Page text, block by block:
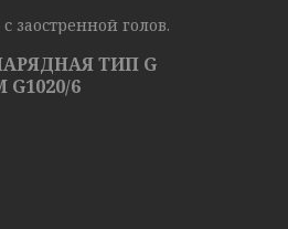
Борфреза (шарошка) твёрдосплавная снарядная тип g (парабола с заостренной головкой), stm g1020/6
ТИП G
6